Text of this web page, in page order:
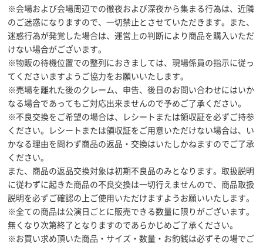
※会場および会場周辺での徹夜および深夜から集まる行為は、近隣
のご迷惑になりますので、一切禁止とさせていただきます。また、
迷惑行為が発覚した場合は、運営上の判断により商品を購入いただ
けない場合がございます。
※物販の待機位置での整列におきましては、現場係員の指示に従っ
てくださいますようご協力をお願いいたします。
※売場を離れた後のクレーム、申告、後日のお問い合わせにはいか
なる場合であってもご対応出来ませんので予めご了承ください。
※不良交換をご希望の場合は、レシートまたは領収証を必ずご持参
ください。レシートまたは領収証をご用意いただけない場合は、い
かなる理由を問わず商品の返品・交換はいたしかねますのでご了承
ください。
また、商品の返品交換対象は初期不良品のみとなります。取扱説明
に従わずに起きた商品の不良交換は一切行えませんので、商品取扱
説明を必ずご確認の上ご使用いただけますようお願いいたします。
※全ての商品は公演日ごとに販売できる数量に限りがございます。
無くなり次第終了となりますのであらかじめご了承ください。
※お買い求め頂いた商品・サイズ・数量・お釣銭は必ずその場でご